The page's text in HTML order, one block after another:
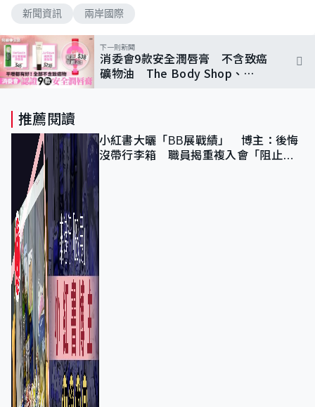
新聞資訊 兩岸國際
下一則新聞
消委會9款安全潤唇膏 不含致癌
礦物油 The Body Shop、
推薦閱讀
小紅書大曬「BB展戰績」 博主：後悔
沒帶行李箱 職員揭重複入會「阻止唔